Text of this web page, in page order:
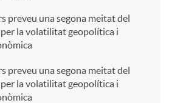
preveu una segona meitat del
la volatilitat geopolítica i
preveu una segona meitat del
la volatilitat geopolítica i